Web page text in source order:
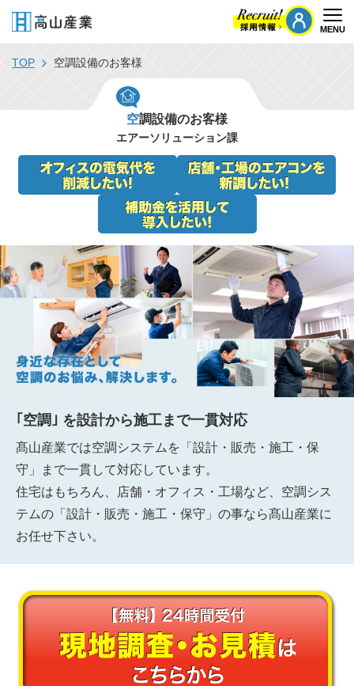
MENU
TOP
空調設備のお客様
空調設備のお客様
エアーソリューション課
｢空調｣ を設計から施工まで一貫対応
髙山産業では空調システムを「設計・販売・施工・保
守」まで一貫して対応しています。
住宅はもちろん、店舗・オフィス・工場など、空調シス
テムの「設計・販売・施工・保守」の事なら髙山産業に
お任せ下さい。